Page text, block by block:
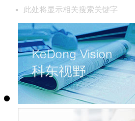
此处将显示相关搜索关键字